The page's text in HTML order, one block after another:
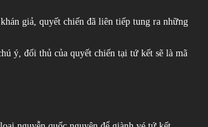
giả, quyết chiến đã liên tiếp tung ra những
ý, đối thủ của quyết chiến tại tứ kết sẽ là mã